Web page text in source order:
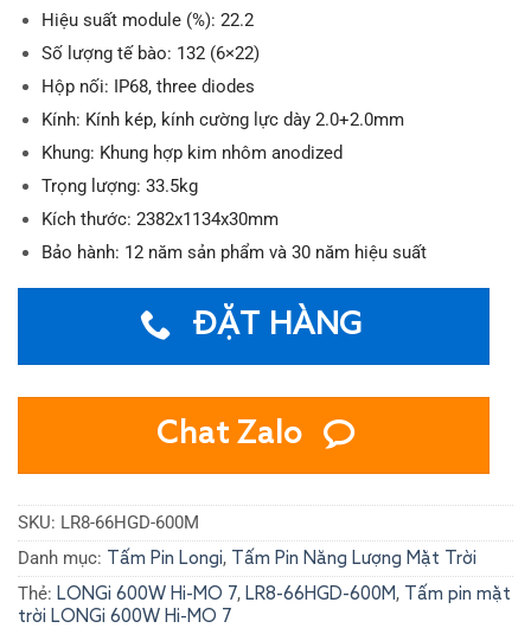
Hiệu suất module (%): 22.2
Số lượng tế bào: 132 (6×22)
Hộp nối: IP68, three diodes
Kính: Kính kép, kính cường lực dày 2.0+2.0mm
Khung: Khung hợp kim nhôm anodized
Trọng lượng: 33.5kg
Kích thước: 2382x1134x30mm
Bảo hành: 12 năm sản phẩm và 30 năm hiệu suất
ĐẶT HÀNG
Chat Zalo
SKU: LR8-66HGD-600M
Danh mục:
Tấm Pin Longi, Tấm Pin Năng Lượng Mặt Trời
Thẻ: LONGi 600W Hi-MO 7, LR8-66HGD-600M ,
Tấm pin mặt
trời LONGi 600W Hi-MO 7